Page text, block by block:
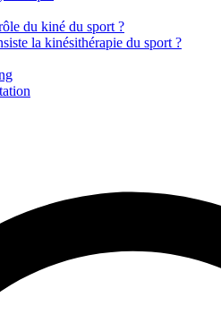
du kiné du sport ?
la kinésithérapie du sport ?